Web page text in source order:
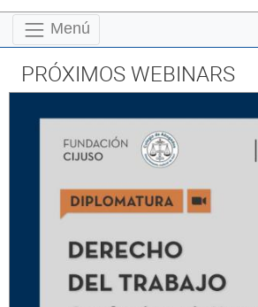
Menú
PRÓXIMOS WEBINARS